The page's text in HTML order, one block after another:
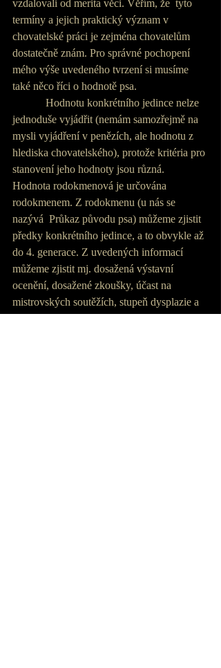
vzdalovali od merita věci. Věřím, že  tyto
termíny a jejich praktický význam v
chovatelské práci je zejména chovatelům
dostatečně znám. Pro správné pochopení
mého výše uvedeného tvrzení si musíme
také něco říci o hodnotě psa.
jednoduše vyjádřit (nemám samozřejmě na
mysli vyjádření v penězích, ale hodnotu z
hlediska chovatelského), protože kritéria pro
stanovení jeho hodnoty jsou různá.
Hodnota rodokmenová je určována
rodokmenem. Z rodokmenu (u nás se
nazývá  Průkaz původu psa) můžeme zjistit
předky konkrétního jedince, a to obvykle až
do 4. generace. Z uvedených informací
můžeme zjistit mj. dosažená výstavní
ocenění, dosažené zkoušky, účast na
mistrovských soutěžích, stupeň dysplazie a